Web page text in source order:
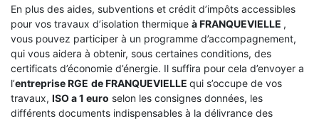
En plus des aides, subventions et crédit d’impôts accessibles
pour vos travaux d’isolation thermique à FRANQUEVIELLE ,
vous pouvez participer à un programme d’accompagnement,
qui vous aidera à obtenir, sous certaines conditions, des
certificats d’économie d’énergie. Il suffira pour cela d’envoyer a
l’entreprise RGE de FRANQUEVIELLE qui s’occupe de vos
travaux, ISO a 1 euro selon les consignes données, les
différents documents indispensables à la délivrance des